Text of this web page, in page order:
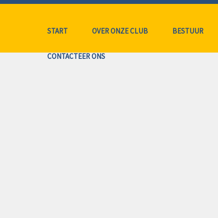
START OVER ONZE CLUB BESTUUR
CONTACTEER ONS